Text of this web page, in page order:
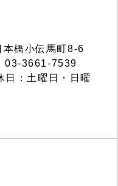
橋小伝馬町8-6
03-3661-7539
：土曜日・日曜